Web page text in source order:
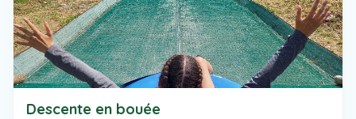
Descente en bouée